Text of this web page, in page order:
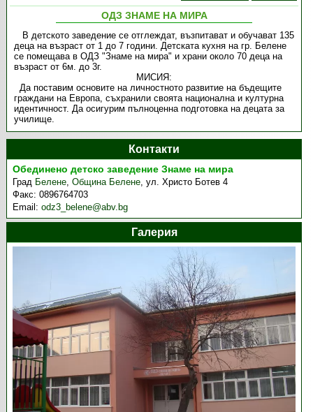
ОДЗ ЗНАМЕ НА МИРА
В детското заведение се отглеждат, възпитават и обучават 135
деца на възраст от 1 до 7 години. Детската кухня на гр. Белене
се помещава в ОДЗ "Знаме на мира" и храни около 70 деца на
възраст от 6м. до 3г.
МИСИЯ:
Да поставим основите на личностното развитие на бъдещите
граждани на Европа, съхранили своята национална и културна
идентичност. Да осигурим пълноценна подготовка на децата за
училище.
Контакти
Обединено детско заведение Знаме на мира
Град Белене,Община Белене,ул. Христо Ботев 4
Факс:0896764703
Email:odz3_belene@abv.bg
Галерия